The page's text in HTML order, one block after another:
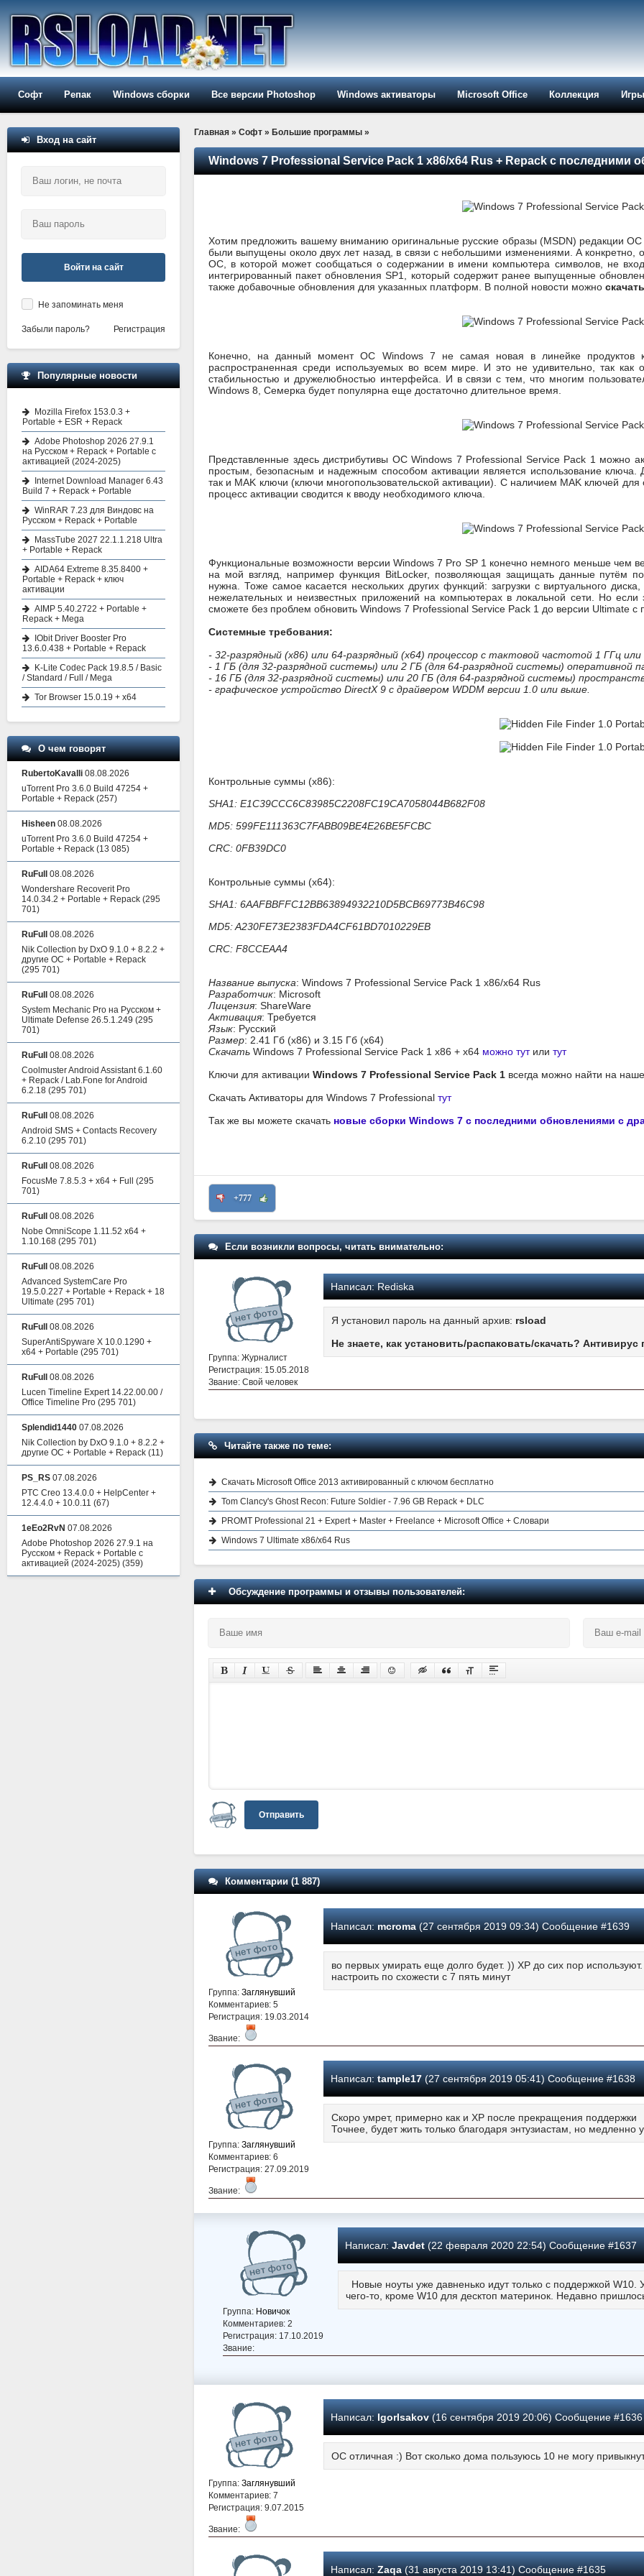
Софт Репак Windows сборки Все версии Photoshop Windows активаторы Microsoft Office Коллекция Игры
Главная » Софт » Большие программы »
Windows 7 Professional Service Pack 1 x86/x64 Rus + Repack с последними
Хотим предложить вашему вниманию оригинальные русские образы (MSDN) редакции
были выпущены около двух лет назад, в связи с небольшими изменениями. А
ОС, в которой может сообщаться о содержании в имени компьютера символов, не
интегрированный пакет обновления SP1, который содержит ранее выпущенные
также добавочные обновления для указанных платформ. В полной новости можно
Конечно, на данный момент ОС Windows 7 не самая новая в линейке продуктов
распространенная среди используемых во всем мире. И это не удивительно, так как
стабильностью и дружелюбностью интерфейса. И в связи с тем, что многим
Windows 8, Семерка будет популярна еще достаточно длительное время.
Представленные здесь дистрибутивы ОС Windows 7 Professional Service Pack 1 можно
простым, безопасным и надежным способом активации является использование ключа.
так и MAK ключи (ключи многопользовательской активации). С наличием MAK ключей
процесс активации сводится к вводу необходимого ключа.
Функциональные возможности версии Windows 7 Pro SP 1 конечно немного меньше чем
на мой взгляд, например функция BitLocker, позволяющая защищать данные путём
нужна. Тоже самое касается нескольких других функций: загрузки с виртуального
нежелательных и неизвестных приложений на компьютерах в локальной сети. Но
сможете без проблем обновить Windows 7 Professional Service Pack 1 до версии Ultimate
Системные требования:
- 32-разрядный (x86) или 64-разрядный (x64) процессор с тактовой частотой 1 ГГц
- 1 ГБ (для 32-разрядной системы) или 2 ГБ (для 64-разрядной системы) оперативной
- 16 ГБ (для 32-разрядной системы) или 20 ГБ (для 64-разрядной системы)
- графическое устройство DirectX 9 с драйвером WDDM версии 1.0 или выше.
Контрольные суммы (x86):
SHA1: E1C39CCC6C83985C2208FC19CA7058044B682F08
MD5: 599FE111363C7FABB09BE4E26BE5FCBC
CRC: 0FB39DC0
Контрольные суммы (x64):
SHA1: 6AAFBBFFC12BB63894932210D5BCB69773B46C98
MD5: A230FE73E2383FDA4CF61BD7010229EB
CRC: F8CCEAA4
Название выпуска: Windows 7 Professional Service Pack 1 x86/x64 Rus
Разработчик: Microsoft
Лицензия: ShareWare
Активация: Требуется
Язык: Русский
Размер: 2.41 Гб (x86) и 3.15 Гб (x64)
Скачать Windows 7 Professional Service Pack 1 x86 + x64 можно тутили тут
Ключи для активации Windows 7 Professional Service Pack 1 всегда можно найти на
Скачать Активаторы для Windows 7 Professional тут
Так же вы можете скачать новые сборки Windows 7 с последними обновлениями с
+777
Если возникли вопросы, читать внимательно:
Группа: Журналист
Регистрация: 15.05.2018
Звание: Свой человек
Написал:Rediska
Я установил пароль на данный архив: rsload
Не знаете, как установить/распаковать/скачать?
Читайте также по теме:
Скачать Microsoft Office 2013 активированный с ключом бесплатно
Tom Clancy's Ghost Recon: Future Soldier - 7.96 GB Repack + DLC
PROMT Professional 21 + Expert + Master + Freelance + Microsoft Office + Словари
Windows 7 Ultimate x86/x64 Rus
Обсуждение программы и отзывы пользователей:
Отправить
Комментарии (1 887)
Группа: Заглянувший
Комментариев: 5
Регистрация: 19.03.2014
Звание:
Написал: mcroma(27 сентября 2019 09:34) Сообщение #1639
во первых умирать еще долго будет. )) ХР до сих пор
настроить по схожести с 7 пять минут
Группа: Заглянувший
Комментариев: 6
Регистрация: 27.09.2019
Звание:
Написал: tample17(27 сентября 2019 05:41) Сообщение #1638
Скоро умрет, примерно как и ХР после прекращения поддержки
Точнее, будет жить только благодаря энтузиастам, но
Группа: Новичок
Комментариев: 2
Регистрация: 17.10.2019
Звание:
Написал: Javdet(22 февраля 2020 22:54) Сообщение #1637
Новые ноуты уже давненько идут только с поддержкой W10.
чего-то, кроме W10 для десктоп материнок. Недавно
Группа: Заглянувший
Комментариев: 7
Регистрация: 9.07.2015
Звание:
Написал: IgorIsakov(16 сентября 2019 20:06) Сообщение #1636
ОС отличная :) Вот сколько дома пользуюсь 10 не могу
Написал: Zaqa(31 августа 2019 13:41) Сообщение #1635
Вход на сайт
Войти на сайт
Не запоминать меня
Забыли пароль? Регистрация
Популярные новости
Mozilla Firefox 153.0.3 +
Portable + ESR + Repack
Adobe Photoshop 2026 27.9.1
на Русском + Repack + Portable с
активацией (2024-2025)
Internet Download Manager 6.43
Build 7 + Repack + Portable
WinRAR 7.23 для Виндовс на
Русском + Repack + Portable
MassTube 2027 22.1.1.218 Ultra
+ Portable + Repack
AIDA64 Extreme 8.35.8400 +
Portable + Repack + ключ
активации
AIMP 5.40.2722 + Portable +
Repack + Mega
IObit Driver Booster Pro
13.6.0.438 + Portable + Repack
K-Lite Codec Pack 19.8.5 / Basic
/ Standard / Full / Mega
Tor Browser 15.0.19 + x64
О чем говорят
RubertoKavalli 08.08.2026
uTorrent Pro 3.6.0 Build 47254 +
Portable + Repack (257)
Hisheen 08.08.2026
uTorrent Pro 3.6.0 Build 47254 +
Portable + Repack (13 085)
RuFull
08.08.2026
Wondershare Recoverit Pro
14.0.34.2 + Portable + Repack (295
701)
RuFull
08.08.2026
Nik Collection by DxO 9.1.0 + 8.2.2 +
другие ОС + Portable + Repack
(295 701)
RuFull
08.08.2026
System Mechanic Pro на Русском +
Ultimate Defense 26.5.1.249 (295
701)
RuFull
08.08.2026
Coolmuster Android Assistant 6.1.60
+ Repack / Lab.Fone for Android
6.2.18 (295 701)
RuFull
08.08.2026
Android SMS + Contacts Recovery
6.2.10 (295 701)
RuFull
08.08.2026
FocusMe 7.8.5.3 + x64 + Full
(295
701)
RuFull
08.08.2026
Nobe OmniScope 1.11.52 x64 +
1.10.168 (295 701)
RuFull
08.08.2026
Advanced SystemCare Pro
19.5.0.227 + Portable + Repack + 18
Ultimate (295 701)
RuFull
08.08.2026
SuperAntiSpyware X 10.0.1290 +
x64 + Portable (295 701)
RuFull
08.08.2026
Lucen Timeline Expert 14.22.00.00 /
Office Timeline Pro (295 701)
Splendid1440 07.08.2026
Nik Collection by DxO 9.1.0 + 8.2.2 +
другие ОС + Portable + Repack (11)
PS_RS 07.08.2026
PTC Creo 13.4.0.0 + HelpCenter +
12.4.4.0 + 10.0.11 (67)
1eEo2RvN 07.08.2026
Adobe Photoshop 2026 27.9.1 на
Русском + Repack + Portable с
активацией (2024-2025) (359)